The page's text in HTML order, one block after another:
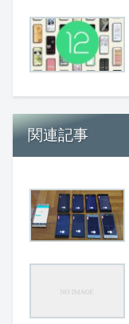
関連記事